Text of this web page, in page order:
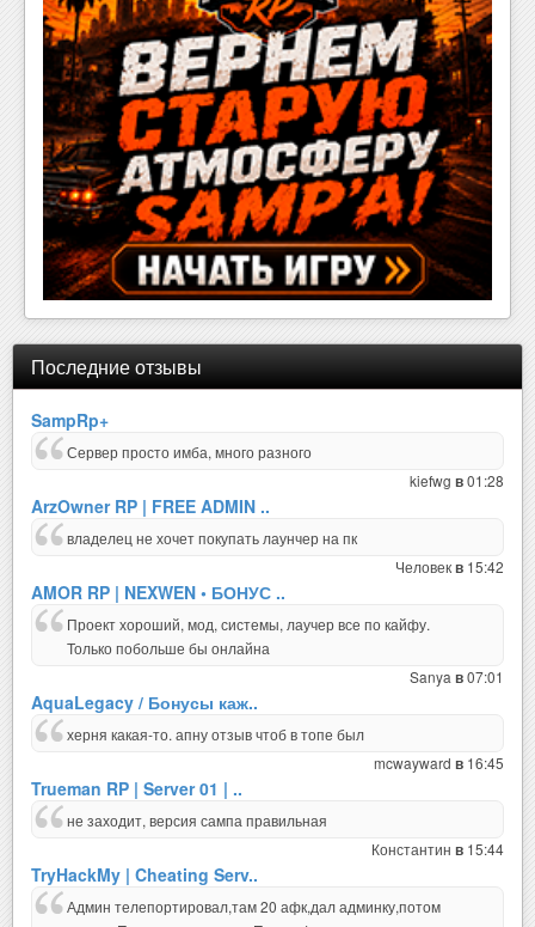
Последние отзывы
SampRp+
Сервер просто имба, много разного
kiefwg в01:28
ArzOwner RP | FREE ADMIN ..
владелец не хочет покупать лаунчер на пк
Человекв 15:42
AMOR RP | NEXWEN • БОНУС ..
Проект хороший, мод, системы, лаучер все по кайфу.
Только побольше бы онлайна
Sanya в07:01
AquaLegacy / Бонусы каж..
херня какая-то. апну отзыв чтоб в топе был
mcwayward в 16:45
Trueman RP | Server 01 | ..
не заходит, версия сампа правильная
Константин в 15:44
TryHackMy | Cheating Serv..
Админ телепортировал,там 20 афк,дал админку,потом